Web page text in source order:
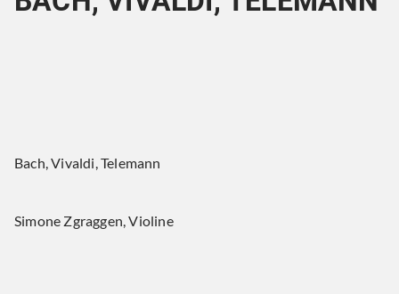
Bach, Vivaldi, Telemann
Simone Zgraggen, Violine